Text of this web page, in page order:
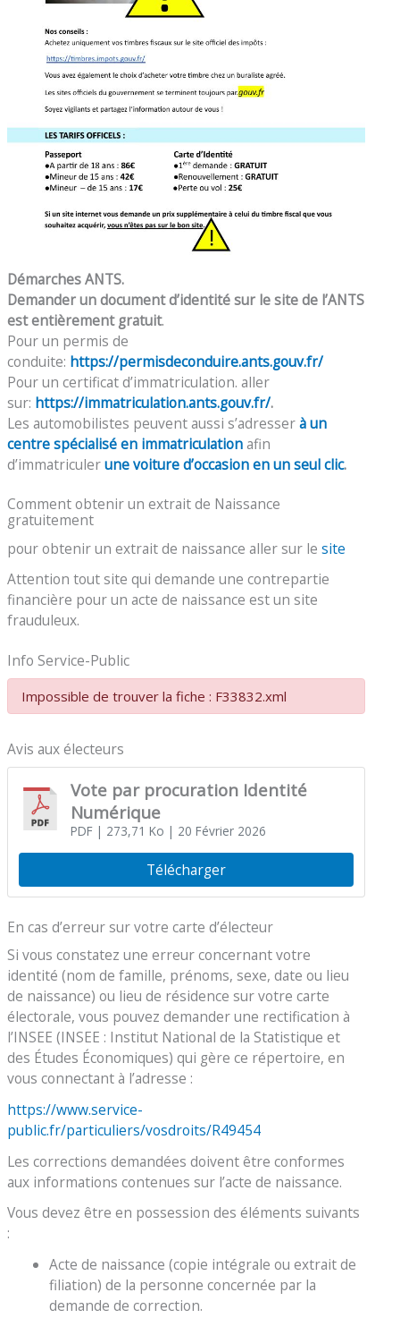
Démarches ANTS.
Demander un document d’identité sur le site de l’ANTS
est entièrement gratuit.
Pour un permis de
conduite: https://permisdeconduire.ants.gouv.fr/
Pour un certificat d’immatriculation. aller
sur: https://immatriculation.ants.gouv.fr/.
Les automobilistes peuvent aussi s’adresserà un
centre spécialisé en immatriculationafin
d’immatriculerune voiture d’occasion en un seul clic.
Comment obtenir un extrait de Naissance
gratuitement
pour obtenir un extrait de naissance aller sur le site
Attention tout site qui demande une contrepartie
financière pour un acte de naissance est un site
frauduleux.
Info Service-Public
Impossible de trouver la fiche : F33832.xml
Avis aux électeurs
Vote par procuration Identité
Numérique
PDF| 273,71 Ko | 20 Février 2026
Télécharger
En cas d’erreur sur votre carte d’électeur
Si vous constatez une erreur concernant votre
identité (nom de famille, prénoms, sexe, date ou lieu
de naissance) ou lieu de résidence sur votre carte
électorale, vous pouvez demander une rectification à
l’INSEE (INSEE : Institut National de la Statistique et
des Études Économiques) qui gère ce répertoire, en
vous connectant à l’adresse :
https://www.service-
public.fr/particuliers/vosdroits/R49454
Les corrections demandées doivent être conformes
aux informations contenues sur l’acte de naissance.
Vous devez être en possession des éléments suivants
:
Acte de naissance (copie intégrale ou extrait de
filiation) de la personne concernée par la
demande de correction.